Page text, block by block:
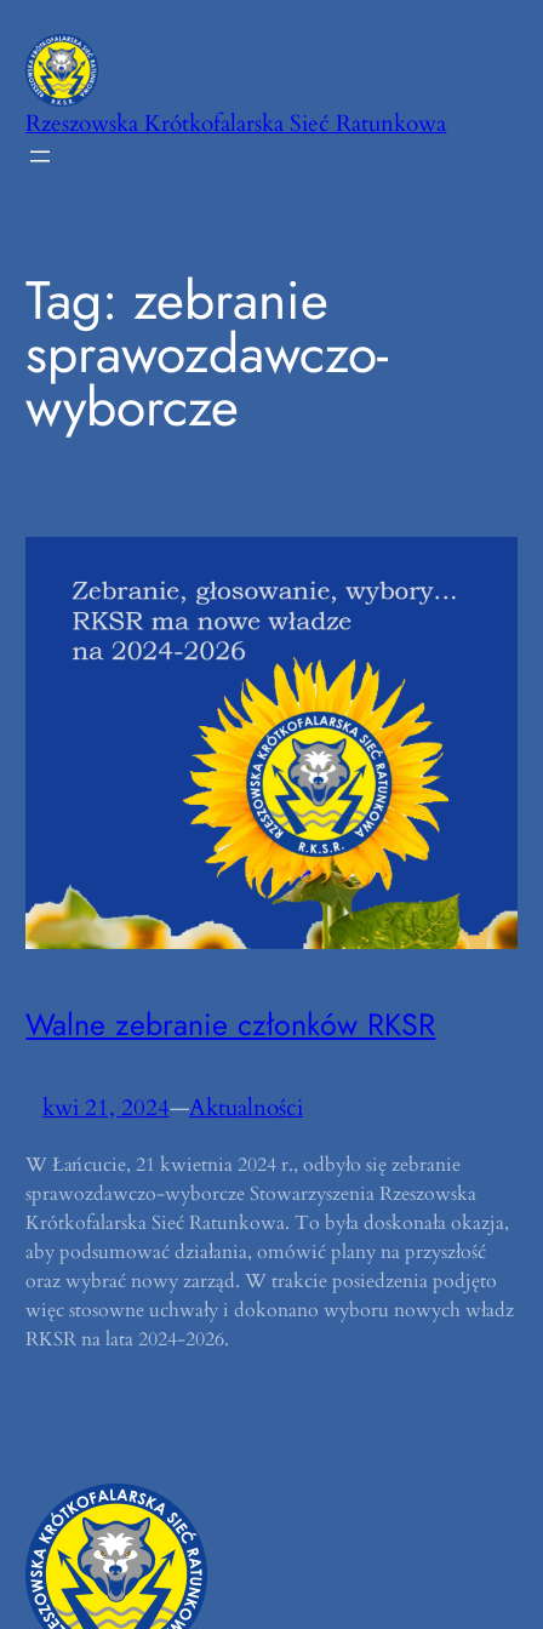
do
treści
Rzeszowska Krótkofalarska Sieć Ratunkowa
Tag: zebranie
sprawozdawczo-
wyborcze
Walne zebranie członków RKSR
kwi 21, 2024—Aktualności
W Łańcucie, 21 kwietnia 2024 r., odbyło się zebranie
sprawozdawczo-wyborcze Stowarzyszenia Rzeszowska
Krótkofalarska Sieć Ratunkowa. To była doskonała okazja,
aby podsumować działania, omówić plany na przyszłość
oraz wybrać nowy zarząd. W trakcie posiedzenia podjęto
więc stosowne uchwały i dokonano wyboru nowych władz
RKSR na lata 2024-2026.